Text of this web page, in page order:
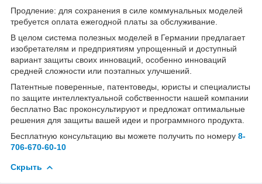
Продление: для сохранения в силе коммунальных моделей
требуется оплата ежегодной платы за обслуживание.
В целом система полезных моделей в Германии предлагает
изобретателям и предприятиям упрощенный и доступный
вариант защиты своих инноваций, особенно инноваций
средней сложности или поэтапных улучшений.
Патентные поверенные, патентоведы, юристы и специалисты
по защите интеллектуальной собственности нашей компании
бесплатно Вас проконсультируют и предложат оптимальные
решения для защиты вашей идеи и программного продукта.
Бесплатную консультацию вы можете получить по номеру 8-
706-670-60-10
Скрыть